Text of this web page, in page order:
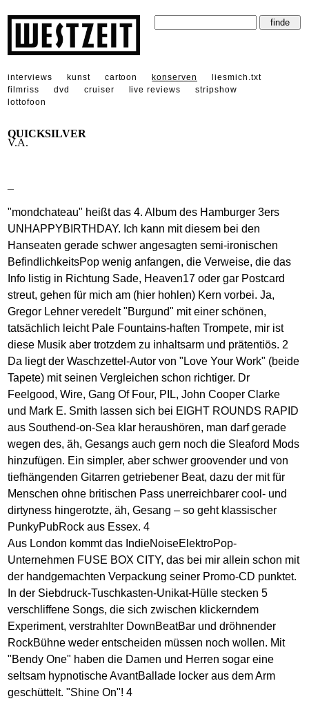
interviews kunst cartoon konserven
liesmich.txt
filmriss
dvd cruiser live reviews
stripshow
lottofoon
QUICKSILVER
V.A.
"mondchateau" heißt das 4. Album des Hamburger 3ers
UNHAPPYBIRTHDAY. Ich kann mit diesem bei den
Hanseaten gerade schwer angesagten semi-ironischen
BefindlichkeitsPop wenig anfangen, die Verweise, die das
Info listig in Richtung Sade, Heaven17 oder gar Postcard
streut, gehen für mich am (hier hohlen) Kern vorbei. Ja,
Gregor Lehner veredelt "Burgund" mit einer schönen,
tatsächlich leicht Pale Fountains-haften Trompete, mir ist
diese Musik aber trotzdem zu inhaltsarm und prätentiös. 2
Da liegt der Waschzettel-Autor von "Love Your Work" (beide
Tapete) mit seinen Vergleichen schon richtiger. Dr
Feelgood, Wire, Gang Of Four, PIL, John Cooper Clarke
und Mark E. Smith lassen sich bei EIGHT ROUNDS RAPID
aus Southend-on-Sea klar heraushören, man darf gerade
wegen des, äh, Gesangs auch gern noch die Sleaford Mods
hinzufügen. Ein simpler, aber schwer groovender und von
tiefhängenden Gitarren getriebener Beat, dazu der mit für
Menschen ohne britischen Pass unerreichbarer cool- und
dirtyness hingerotzte, äh, Gesang – so geht klassischer
PunkyPubRock aus Essex. 4
Aus London kommt das IndieNoiseElektroPop-
Unternehmen FUSE BOX CITY, das bei mir allein schon mit
der handgemachten Verpackung seiner Promo-CD punktet.
In der Siebdruck-Tuschkasten-Unikat-Hülle stecken 5
verschliffene Songs, die sich zwischen klickerndem
Experiment, verstrahlter DownBeatBar und dröhnender
RockBühne weder entscheiden müssen noch wollen. Mit
"Bendy One" haben die Damen und Herren sogar eine
seltsam hypnotische AvantBallade locker aus dem Arm
geschüttelt. "Shine On"! 4